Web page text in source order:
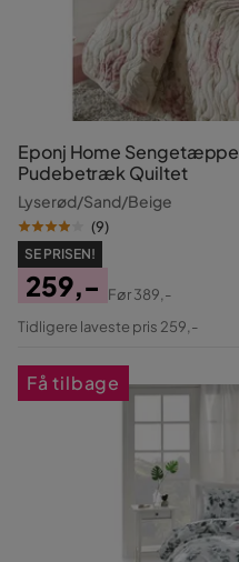
Eponj Home
Pudebetræk Quiltet
Lyserød/Sand/Beige
(9)
SE PRISEN!
Pris
259,-
Original
Før389,-
Tidligere laveste pris 259,-
Få tilbage